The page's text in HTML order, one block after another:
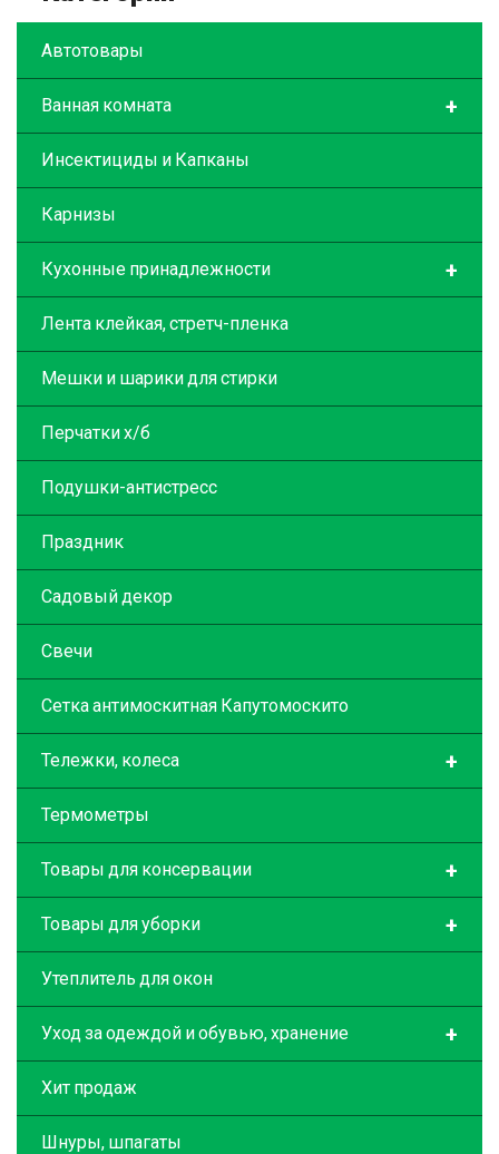
Автотовары
+
Ванная комната
Инсектициды и Капканы
Карнизы
+
Кухонные принадлежности
Лента клейкая, стретч-пленка
Мешки и шарики для стирки
Перчатки х/б
Подушки-антистресс
Праздник
Садовый декор
Свечи
Сетка антимоскитная Капутомоскито
+
Тележки, колеса
Термометры
+
Товары для консервации
+
Товары для уборки
Утеплитель для окон
+
Уход за одеждой и обувью, хранение
Хит продаж
Шнуры, шпагаты